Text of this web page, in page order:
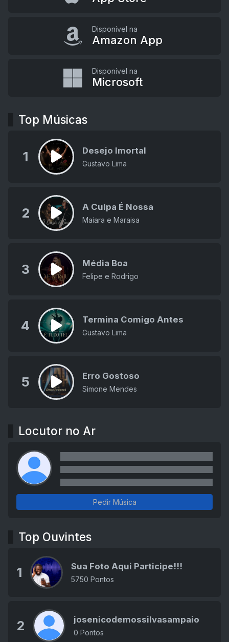
Disponível na
Amazon App
Disponível na
Microsoft
Top Músicas
1 Desejo Imortal
Gustavo Lima
2 A Culpa É Nossa
Maiara e Maraisa
3 Média Boa
Felipe e Rodrigo
4 Termina Comigo Antes
Gustavo Lima
5 Erro Gostoso
Simone Mendes
Locutor no Ar
Pedir Música
Top Ouvintes
1 Sua Foto Aqui Participe!!!
5750 Pontos
2 josenicodemossilvasampaio
0 Pontos